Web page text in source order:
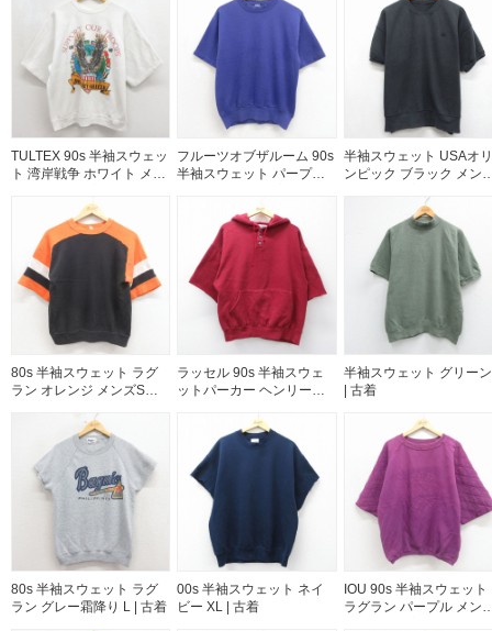
TULTEX 90s 半袖スウェッ
ト 湾岸戦争 ホワイト メン
フルーツオブザルーム 90s
半袖スウェット パープル
半袖スウェット USAオリ
ンピック ブラック メン
80s 半袖スウェット ラグ
ラン オレンジ メンズS相
ラッセル 90s 半袖スウェ
ットパーカー ヘンリーネ
半袖スウェット グリー
| 古着
80s 半袖スウェット ラグ
ラン グレー霜降り L | 古着
00s 半袖スウェット ネイ
ビー XL | 古着
IOU 90s 半袖スウェット
ラグラン パープル メン